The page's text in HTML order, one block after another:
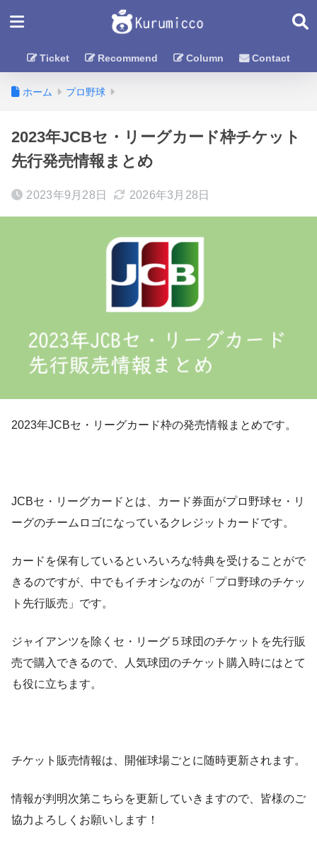
Ticket Recommend Column Contact
ホーム プロ野球
2023年JCBセ・リーグカード枠チケット
先行発売情報まとめ
2023年9月28日 2026年3月28日
2023年JCBセ・リーグカード枠の発売情報まとめです。
JCBセ・リーグカードとは、カード券面がプロ野球セ・リ
ーグのチームロゴになっているクレジットカードです。
カードを保有しているといろいろな特典を受けることがで
きるのですが、中でもイチオシなのが「プロ野球のチケッ
ト先行販売」です。
ジャイアンツを除くセ・リーグ５球団のチケットを先行販
売で購入できるので、人気球団のチケット購入時にはとて
も役に立ちます。
チケット販売情報は、開催球場ごとに随時更新されます。
情報が判明次第こちらを更新していきますので、皆様のご
協力よろしくお願いします！